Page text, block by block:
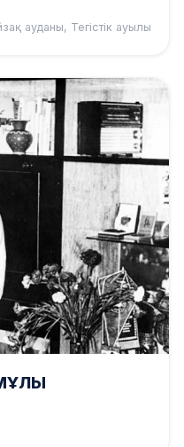
ауданы, Тегістік ауылы